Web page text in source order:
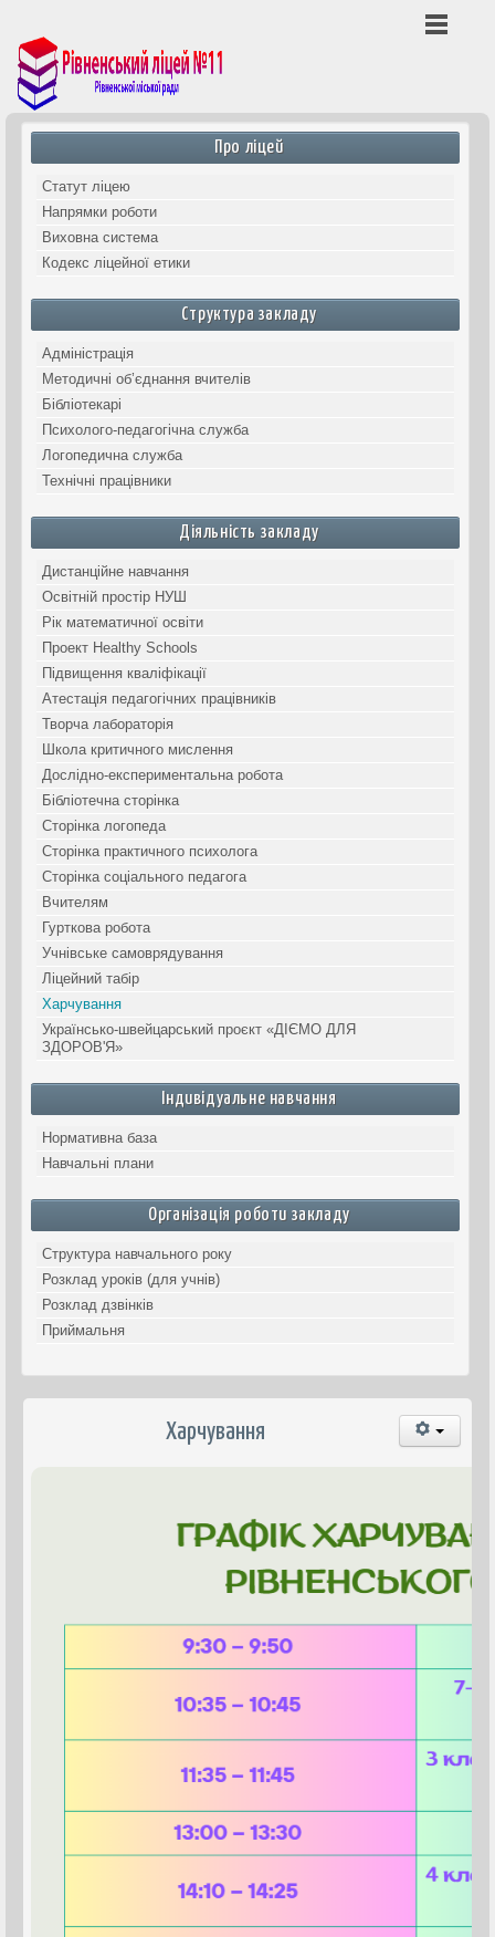
Про ліцей
Статут ліцею
Напрямки роботи
Виховна система
Кодекс ліцейної етики
Структура закладу
Адміністрація
Методичні об’єднання вчителів
Бібліотекарі
Психолого-педагогічна служба
Логопедична служба
Технічні працівники
Діяльність закладу
Дистанційне навчання
Освітній простір НУШ
Рік математичної освіти
Проект Healthy Schools
Підвищення кваліфікації
Атестація педагогічних працівників
Творча лабораторія
Школа критичного мислення
Дослідно-експериментальна робота
Бібліотечна сторінка
Сторінка логопеда
Сторінка практичного психолога
Сторінка соціального педагога
Вчителям
Гурткова робота
Учнівське самоврядування
Ліцейний табір
Харчування
Українсько-швейцарський проєкт «ДІЄМО ДЛЯ
ЗДОРОВ'Я»
Індивідуальне навчання
Нормативна база
Навчальні плани
Організація роботи закладу
Структура навчального року
Розклад уроків (для учнів)
Розклад дзвінків
Приймальня
Харчування
місяць
місяць